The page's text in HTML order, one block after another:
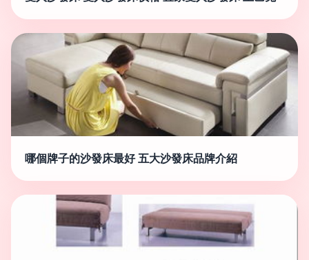
哪個牌子的沙發床最好 五大沙發床品牌介紹